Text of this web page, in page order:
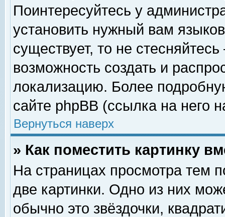
Поинтересуйтесь у
установить нужный вам
существует, то не
возможность создать и
локализацию. Более
сайте phpBB (ссылка на него
Вернуться наверх
» Как поместить картинку
На страницах просмотра тем
две картинки. Одно из них
обычно это звёздочки,